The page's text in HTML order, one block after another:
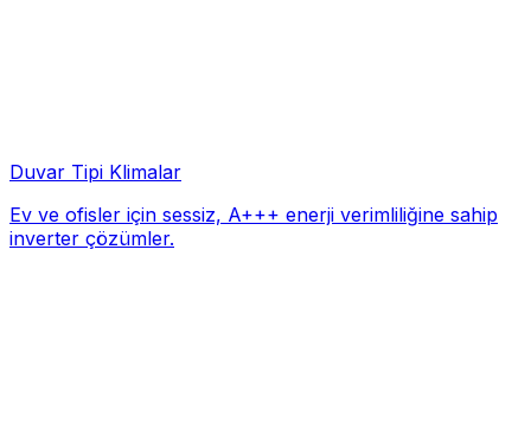
Duvar Tipi Klimalar
Ev ve ofisler için sessiz, A+++ enerji verimliliğine sahip
inverter çözümler.